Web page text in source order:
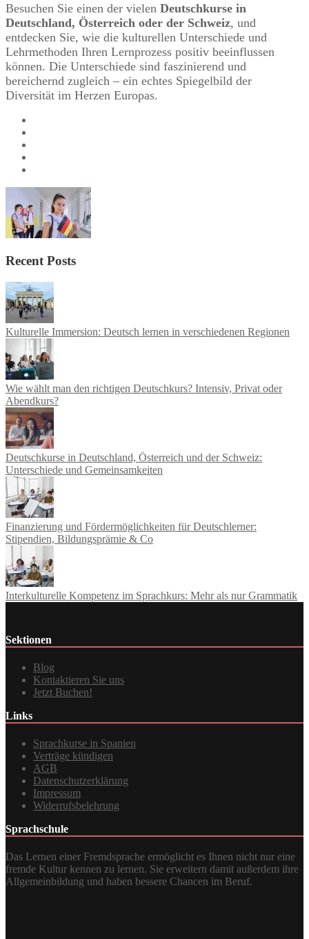
Besuchen Sie einen der vielen Deutschkurse in
Deutschland, Österreich oder der Schweiz, und
entdecken Sie, wie die kulturellen Unterschiede und
Lehrmethoden Ihren Lernprozess positiv beeinflussen
können. Die Unterschiede sind faszinierend und
bereichernd zugleich – ein echtes Spiegelbild der
Diversität im Herzen Europas.
Recent Posts
Kulturelle Immersion: Deutsch lernen in verschiedenen Regionen
Wie wählt man den richtigen Deutschkurs? Intensiv, Privat oder
Abendkurs?
Deutschkurse in Deutschland, Österreich und der Schweiz:
Unterschiede und Gemeinsamkeiten
Finanzierung und Fördermöglichkeiten für Deutschlerner:
Stipendien, Bildungsprämie & Co
Interkulturelle Kompetenz im Sprachkurs: Mehr als nur Grammatik
Sektionen
Blog
Kontaktieren Sie uns
Jetzt Buchen!
Links
Sprachkurse in Spanien
Verträge kündigen
AGB
Datenschutzerklärung
Impressum
Widerrufsbelehrung
Sprachschule
Das Lernen einer Fremdsprache ermöglicht es Ihnen nicht nur eine
fremde Kultur kennen zu lernen. Sie erweitern damit außerdem ihre
Allgemeinbildung und haben bessere Chancen im Beruf.